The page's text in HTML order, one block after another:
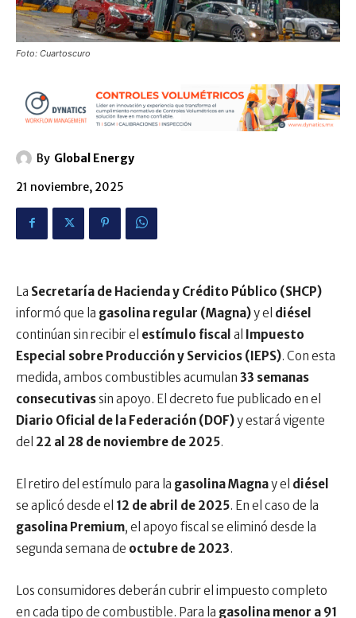
Foto: Cuartoscuro
By Global Energy
21 noviembre, 2025
La Secretaría de Hacienda y Crédito Público (SHCP)
informó que la gasolina regular (Magna)y el diésel
continúan sin recibir el estímulo fiscal al Impuesto
Especial sobre Producción y Servicios (IEPS). Con esta
medida, ambos combustibles acumulan 33 semanas
consecutivassin apoyo. El decreto fue publicado en el
Diario Oficial de la Federación (DOF)y estará vigente
del 22 al 28 de noviembre de 2025.
El retiro del estímulo para la gasolina Magnay el diésel
se aplicó desde el 12 de abril de 2025. En el caso de la
gasolina Premium, el apoyo fiscal se eliminó desde la
segunda semana de octubre de 2023.
Los consumidores deberán cubrir el impuesto completo
en cada tipo de combustible. Para la gasolina menor a 91